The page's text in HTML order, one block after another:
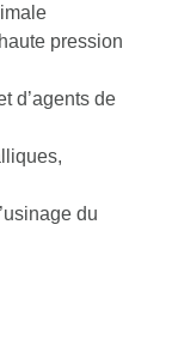
pression
d’agents de
du